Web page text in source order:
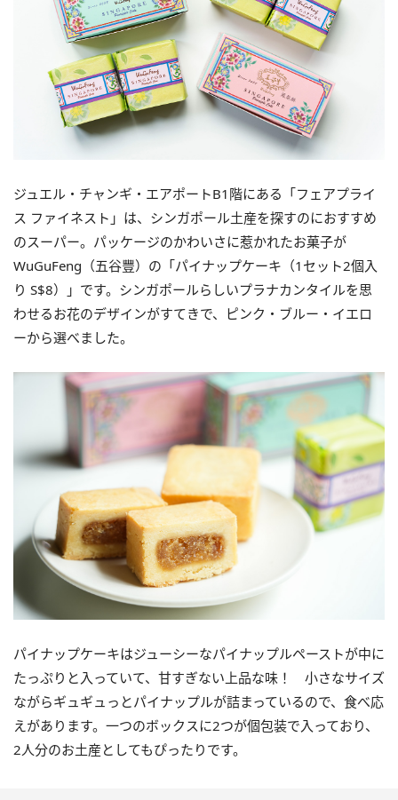
ジュエル・チャンギ・エアポートB1階にある「フェアプライ
ス ファイネスト」は、シンガポール土産を探すのにおすすめ
のスーパー。パッケージのかわいさに惹かれたお菓子が
WuGuFeng（五谷豐）の「パイナップケーキ（1セット2個入
り S$8）」です。シンガポールらしいプラナカンタイルを思
わせるお花のデザインがすてきで、ピンク・ブルー・イエロ
ーから選べました。
パイナップケーキはジューシーなパイナップルペーストが中に
たっぷりと入っていて、甘すぎない上品な味！ 小さなサイズ
ながらギュギュっとパイナップルが詰まっているので、食べ応
えがあります。 一つのボックスに2つが個包装で入っており、
2人分のお土産としてもぴったりです。